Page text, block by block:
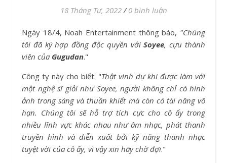
18 Tháng Tư, 2022 / 0 bình luận
Ngày 18/4, Noah Entertainment thông báo, "Chúng
tôi đã ký hợp đồng độc quyền vớiSoyee, cựu thành
viên của Gugudan."
Công ty này cho biết: "Thật vinh dự khi được làm với
một nghệ sĩ giỏi như Soyee, người không chỉ có hình
ảnh trong sáng và thuần khiết mà còn có tài năng vô
hạn. Chúng tôi sẽ hỗ trợ tích cực cho cô ấy trong
nhiều lĩnh vực khác nhau như âm nhạc, phát thanh
truyền hình và diễn xuất bởi kỹ năng thanh nhạc
tuyệt vời của cô ấy, vì vậy xin hãy chờ đợi."